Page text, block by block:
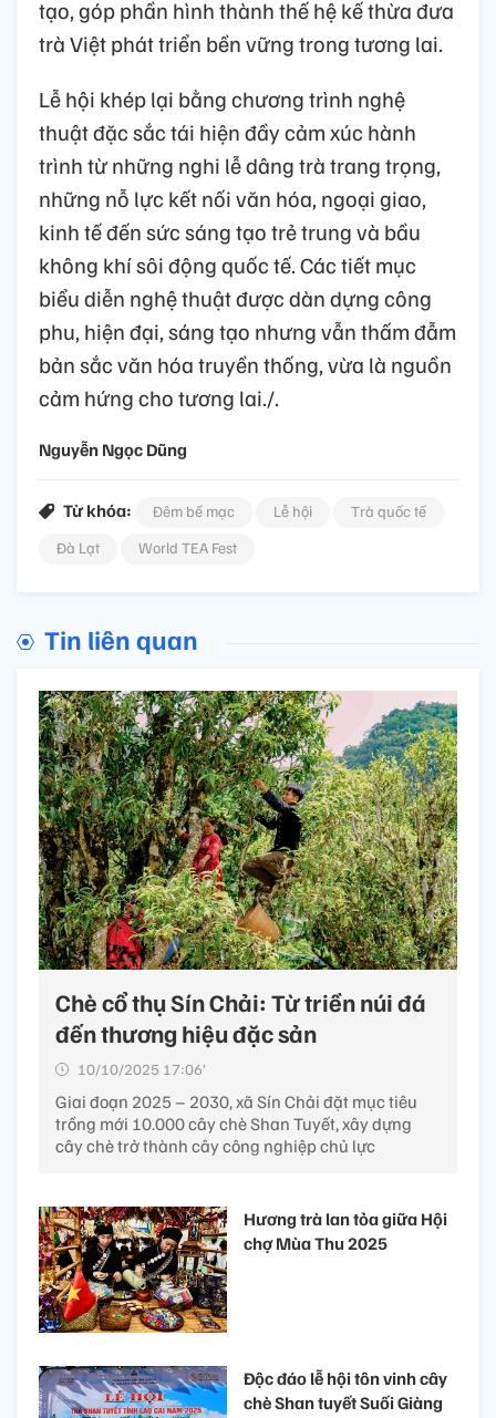
tạo, góp phần hình thành thế hệ kế thừa đưa
trà Việt phát triển bền vững trong tương lai.
Lễ hội khép lại bằng chương trình nghệ
thuật đặc sắc tái hiện đầy cảm xúc hành
trình từ những nghi lễ dâng trà trang trọng,
những nỗ lực kết nối văn hóa, ngoại giao,
kinh tế đến sức sáng tạo trẻ trung và bầu
không khí sôi động quốc tế. Các tiết mục
biểu diễn nghệ thuật được dàn dựng công
phu, hiện đại, sáng tạo nhưng vẫn thấm đẫm
bản sắc văn hóa truyền thống, vừa là nguồn
cảm hứng cho tương lai./.
Nguyễn Ngọc Dũng
Từ khóa: Đêm bế mạc Lễ hội
Trà quốc tế
Đà Lạt
World TEA Fest
Tin liên quan
Chè cổ thụ Sín Chải: Từ triền núi đá
đến thương hiệu đặc sản
10/10/2025 17:06’
Giai đoạn 2025 – 2030, xã Sín Chải đặt mục tiêu
trồng mới 10.000 cây chè Shan Tuyết, xây dựng
cây chè trở thành cây công nghiệp chủ lực
Hương trà lan tỏa giữa Hội
chợ Mùa Thu 2025
Độc đáo lễ hội tôn vinh cây
chè Shan tuyết Suối Giàng